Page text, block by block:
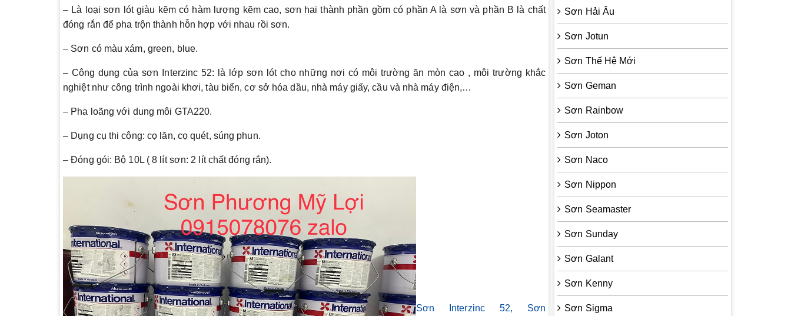
– Là loại sơn lót giàu kẽm có hàm lượng kẽm cao, sơn hai thành phần gồm có phần A là sơn và phần B là chất
đóng rắn để pha trộn thành hỗn hợp với nhau rồi sơn.
– Sơn có màu xám, green, blue.
– Công dụng của sơn Interzinc 52: là lớp sơn lót cho những nơi có môi trường ăn mòn cao , môi trường khắc
nghiệt như công trình ngoài khơi, tàu biển, cơ sở hóa dầu, nhà máy giấy, cầu và nhà máy điện,…
– Pha loãng với dung môi GTA220.
– Dụng cụ thi công: cọ lăn, cọ quét, súng phun.
– Đóng gói: Bộ 10L ( 8 lít sơn: 2 lít chất đóng rắn).
Sơn Interzinc 52, Sơn
Sơn Hải Âu
Sơn Jotun
Sơn Thế Hệ Mới
Sơn Geman
Sơn Rainbow
Sơn Joton
Sơn Naco
Sơn Nippon
Sơn Seamaster
Sơn Sunday
Sơn Galant
Sơn Kenny
Sơn Sigma